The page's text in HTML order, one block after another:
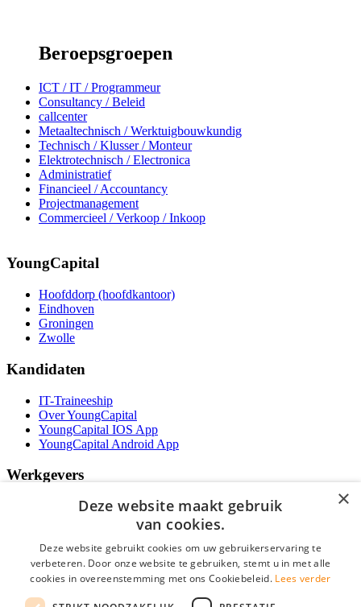
Beroepsgroepen
ICT / IT / Programmeur
Consultancy / Beleid
callcenter
Metaaltechnisch / Werktuigbouwkundig
Technisch / Klusser / Monteur
Elektrotechnisch / Electronica
Administratief
Financieel / Accountancy
Projectmanagement
Commercieel / Verkoop / Inkoop
YoungCapital
Hoofddorp (hoofdkantoor)
Eindhoven
Groningen
Zwolle
Kandidaten
IT-Traineeship
Over YoungCapital
YoungCapital IOS App
YoungCapital Android App
Werkgevers
Het concept
Contractvormen
Brochure aanvragen
Vacature aanmelden
×
Deze website maakt gebruik
van cookies.
Deze website gebruikt cookies om uw gebruikerservaring te
verbeteren. Door onze website te gebruiken, stemt u in met alle
cookies in overeenstemming met ons Cookiebeleid. Lees verder